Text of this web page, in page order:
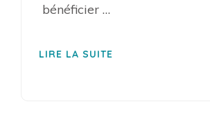
bénéficier …
LIRE LA SUITE